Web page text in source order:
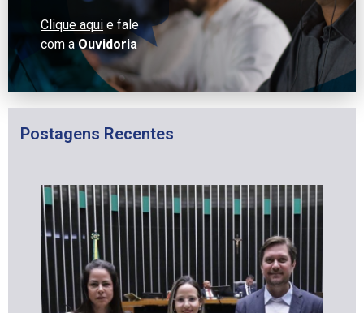
Clique aqui e fale
com aOuvidoria
Postagens Recentes